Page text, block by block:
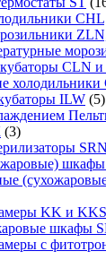
CHL
CLN
холодильники
ILW (5)
(3)
KK и KKS
шкафы
с